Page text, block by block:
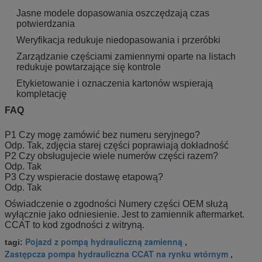
Jasne modele dopasowania oszczędzają czas
potwierdzania
Weryfikacja redukuje niedopasowania i przeróbki
Zarządzanie częściami zamiennymi oparte na listach
redukuje powtarzające się kontrole
Etykietowanie i oznaczenia kartonów wspierają
kompletację
FAQ
P1 Czy mogę zamówić bez numeru seryjnego?
Odp. Tak, zdjęcia starej części poprawiają dokładność
P2 Czy obsługujecie wiele numerów części razem?
Odp. Tak
P3 Czy wspieracie dostawę etapową?
Odp. Tak
Oświadczenie o zgodności Numery części OEM służą
wyłącznie jako odniesienie. Jest to zamiennik aftermarket.
CCAT to kod zgodności z witryną.
tagi: Pojazd z pompą hydrauliczną zamienną ,
Zastępcza pompa hydrauliczna CCAT na rynku wtórnym ,